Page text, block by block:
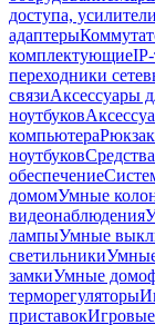
доступа,
адаптеры
комплектующие
переходники
связиАксессуары
ноутбуков
компьютера
ноутбуков
обеспечение
домомУмные
видеонаблюдения
лампыУмные
светильники
замкиУмные
терморегуляторы
приставок